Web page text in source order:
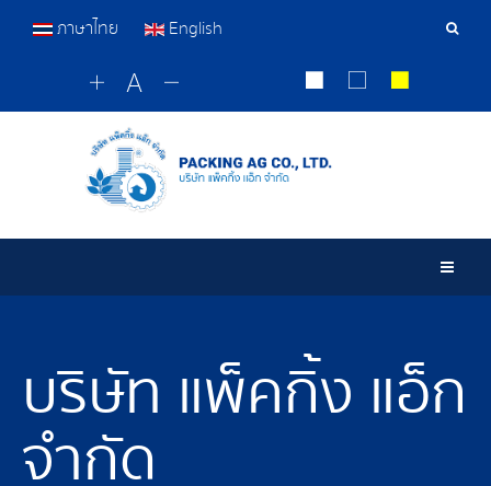
เครื่อ
ภาษาไทย English
บริษัท แพ็คกิ้ง แอ็ก
จำกัด